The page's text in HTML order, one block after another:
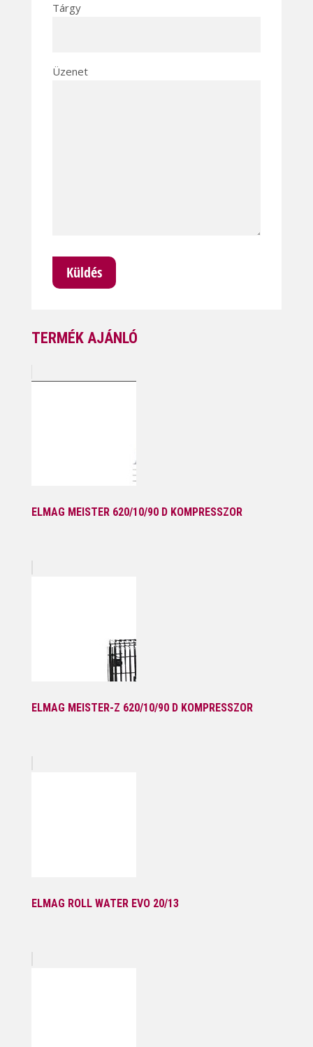
Tárgy
Üzenet
TERMÉK AJÁNLÓ
ELMAG MEISTER 620/10/90 D KOMPRESSZOR
ELMAG MEISTER-Z 620/10/90 D KOMPRESSZOR
ELMAG ROLL WATER EVO 20/13